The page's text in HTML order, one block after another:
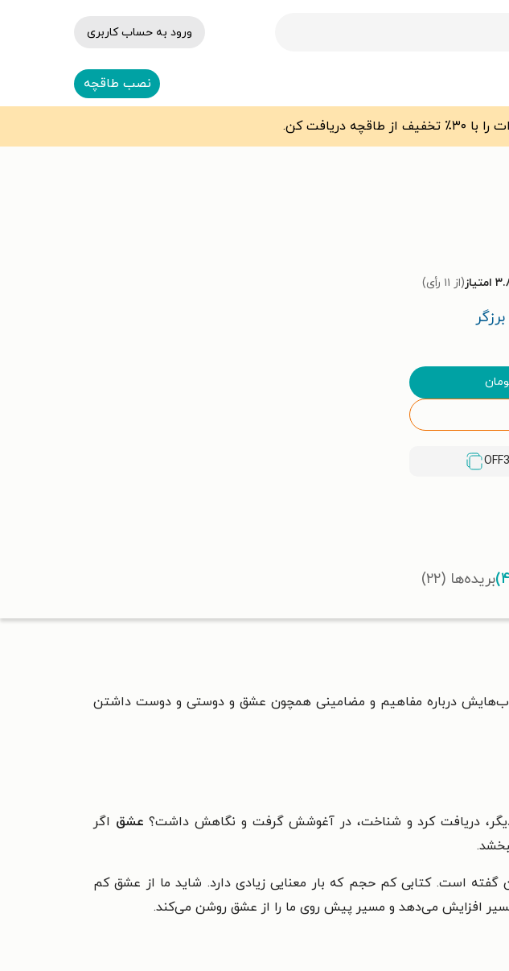
ورود به حساب کاربری
نصب طاقچه
(از ۱۱ رأی)
بریده‌ها (۲۲)
درباره مفاهیم و مضامینی همچون عشق و دوستی و دوست داشتن
دریافت کرد و شناخت، در آغوشش گرفت و نگاهش داشت؟ عشق اگر
است. کتابی کم حجم که بار معنایی زیادی دارد. شاید ما از عشق کم
افزایش می‌دهد و مسیر پیش روی ما را از عشق روشن می‌کند.